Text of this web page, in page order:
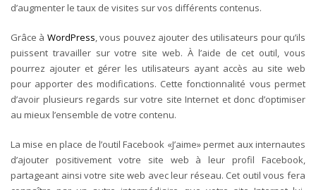
d’augmenter le taux de visites sur vos différents contenus.
Grâce à WordPress, vous pouvez ajouter des utilisateurs pour qu’ils
puissent travailler sur votre site web. À l’aide de cet outil, vous
pourrez ajouter et gérer les utilisateurs ayant accès au site web
pour apporter des modifications. Cette fonctionnalité vous permet
d’avoir plusieurs regards sur votre site Internet et donc d’optimiser
au mieuxl’ensemble de votre contenu.
La mise en place de l’outil Facebook «J’aime» permet aux internautes
d’ajouter positivement votre site web à leur profil Facebook,
partageant ainsi votre site web avec leur réseau. Cet outil vous fera